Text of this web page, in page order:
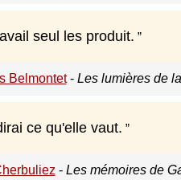
seul les produit.
Belmontet- Les lumières de
ce qu'elle vaut.
- Les mémoires de